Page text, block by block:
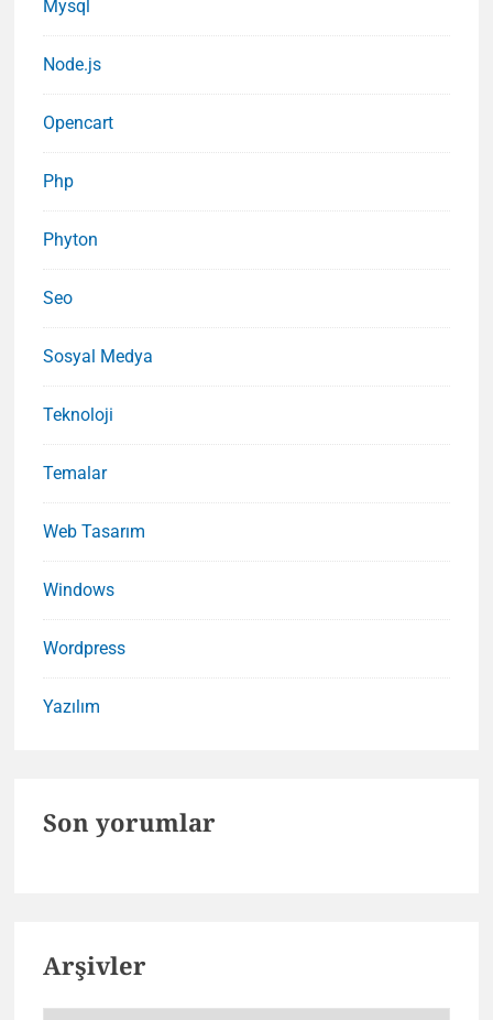
Mysql
Node.js
Opencart
Php
Phyton
Seo
Sosyal Medya
Teknoloji
Temalar
Web Tasarım
Windows
Wordpress
Yazılım
Son yorumlar
Arşivler